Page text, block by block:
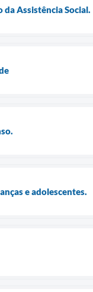
da Assistência Social.
e adolescentes.